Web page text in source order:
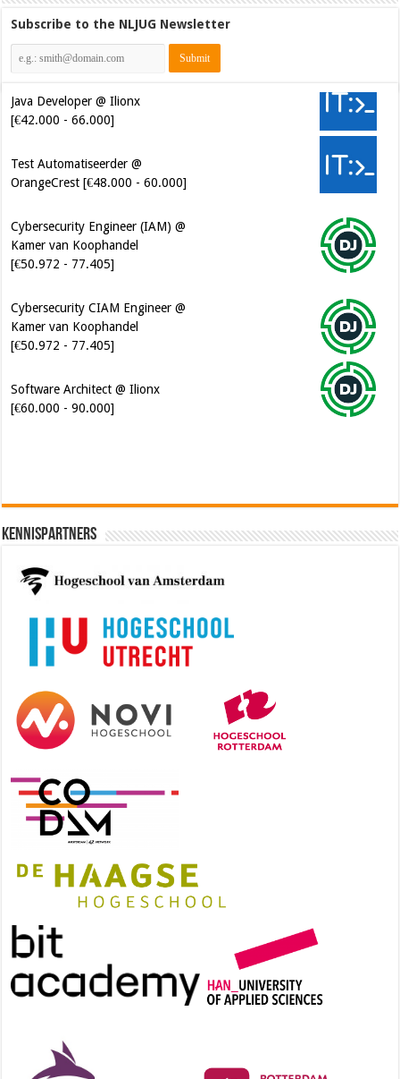
Subscribe to the NLJUG Newsletter
Java Developer @ Ilionx
[€42.000 - 66.000]
Test Automatiseerder @
OrangeCrest [€48.000 - 60.000]
Cybersecurity Engineer (IAM) @
Kamer van Koophandel
[€50.972 - 77.405]
Cybersecurity CIAM Engineer @
Kamer van Koophandel
[€50.972 - 77.405]
Software Architect @ Ilionx
[€60.000 - 90.000]
Kennispartners